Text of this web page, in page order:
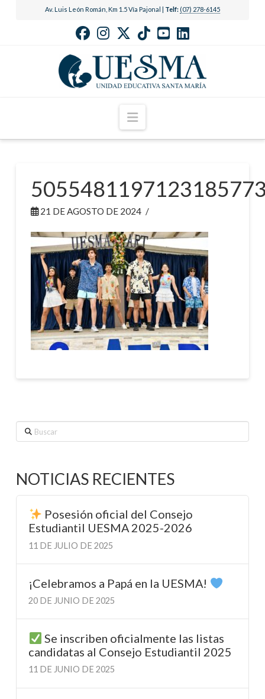
Av. Luis León Román, Km 1.5 Vía Pajonal | Telf: (07) 278-6145
Navigation
21 DE AGOSTO DE 2024
Buscar
NOTICIAS RECIENTES
Posesión oficial del Consejo
Estudiantil UESMA 2025-2026
11 DE JULIO DE 2025
¡Celebramos a Papá en la UESMA!
20 DE JUNIO DE 2025
Se inscriben oficialmente las listas
candidatas al Consejo Estudiantil 2025
11 DE JUNIO DE 2025